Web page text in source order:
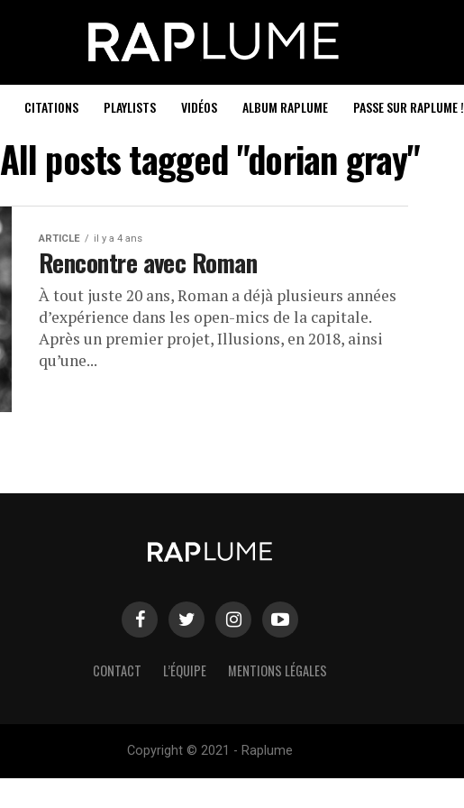
CITATIONS PLAYLISTS VIDÉOS ALBUM RAPLUME PASSE SUR RAPLUME !
All posts tagged "dorian gray"
ARTICLE il y a 4 ans
Rencontre avec Roman
À tout juste 20 ans, Roman a déjà plusieurs années
d’expérience dans les open-mics de la capitale.
Après un premier projet, Illusions, en 2018, ainsi
qu’une...
CONTACT L’ÉQUIPE MENTIONS LÉGALES
Copyright © 2021 - Raplume